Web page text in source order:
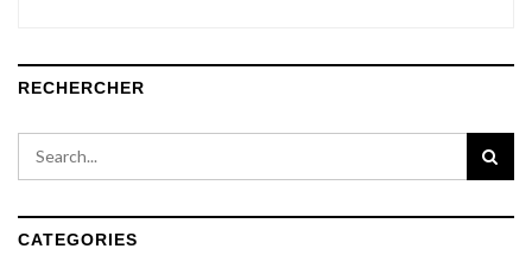
RECHERCHER
CATEGORIES